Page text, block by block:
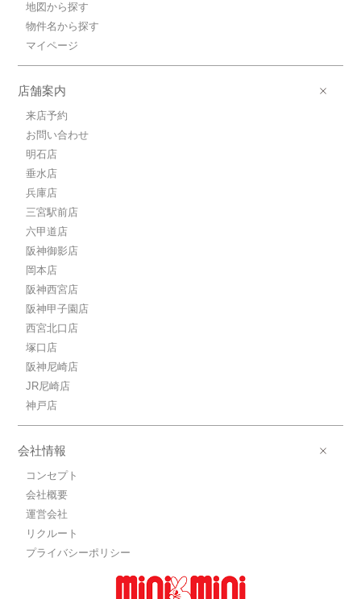
地図から探す
物件名から探す
マイページ
店舗案内
来店予約
お問い合わせ
明石店
垂水店
兵庫店
三宮駅前店
六甲道店
阪神御影店
岡本店
阪神西宮店
阪神甲子園店
西宮北口店
塚口店
阪神尼崎店
JR尼崎店
神戸店
会社情報
コンセプト
会社概要
運営会社
リクルート
プライバシーポリシー